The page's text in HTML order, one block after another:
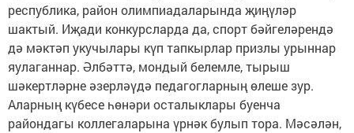
республика, район олимпиадаларында җиңүләр
шактый. Иҗади конкурсларда да, спорт бәйгеләрендә
дә мәктәп укучылары күп тапкырлар призлы урыннар
яулаганнар. Әлбәттә, мондый белемле, тырыш
шәкертләрне әзерләүдә педагогларның өлеше зур.
Аларның күбесе һөнәри осталыклары буенча
райондагы коллегаларына үрнәк булып тора. Мәсәлән,